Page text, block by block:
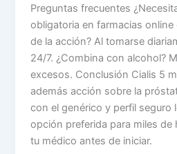
Preguntas frecuentes
obligatoria en farmacias
de la acción? Al tomarse
24/7. ¿Combina con alcohol?
excesos. Conclusión Cialis 5
además acción sobre la
con el genérico y perfil seguro
opción preferida para miles de
tu médico antes de iniciar.